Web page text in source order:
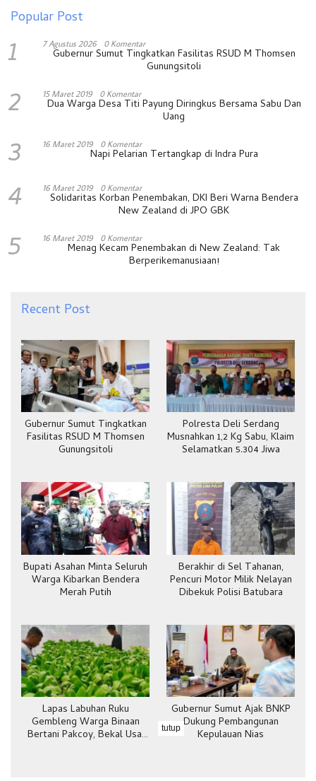
Popular Post
1 7 Agustus 2026 0 Komentar
Gubernur Sumut Tingkatkan Fasilitas RSUD M Thomsen
Gunungsitoli
2 15 Maret 2019 0 Komentar
Dua Warga Desa Titi Payung Diringkus Bersama Sabu Dan
Uang
3 16 Maret 2019 0 Komentar
Napi Pelarian Tertangkap di Indra Pura
4 16 Maret 2019 0 Komentar
Solidaritas Korban Penembakan, DKI Beri Warna Bendera
New Zealand di JPO GBK
5 16 Maret 2019 0 Komentar
Menag Kecam Penembakan di New Zealand: Tak
Berperikemanusiaan!
Recent Post
Gubernur Sumut Tingkatkan
Fasilitas RSUD M Thomsen
Gunungsitoli
Polresta Deli Serdang
Musnahkan 1,2 Kg Sabu, Klaim
Selamatkan 5.304 Jiwa
Bupati Asahan Minta Seluruh
Warga Kibarkan Bendera
Merah Putih
Berakhir di Sel Tahanan,
Pencuri Motor Milik Nelayan
Dibekuk Polisi Batubara
Lapas Labuhan Ruku
Gembleng Warga Binaan
Bertani Pakcoy, Bekal Usai
Gubernur Sumut Ajak BNKP
Dukung Pembangunan
Kepulauan Nias
tutup